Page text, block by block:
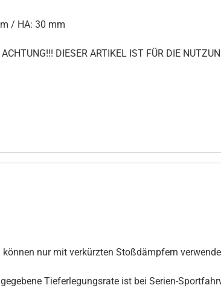
/ HA: 30 mm
DIESER ARTIKEL IST FÜR DIE
nur mit verkürzten Stoßdämpfern
Tieferlegungsrate ist bei Serien-